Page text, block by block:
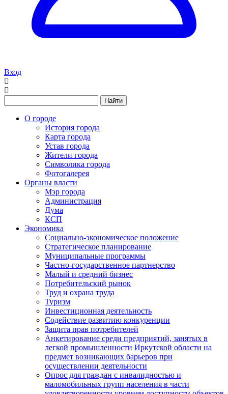
Вход
Найти
О городе
История города
Карта города
Устав города
Жители города
Символика города
Фотогалерея
Органы власти
Мэр города
Администрация
Дума
КСП
Экономика
Социально-экономическое положение
Стратегическое планирование
Муниципальные программы
Частно-государственное партнерство
Малый и средний бизнес
Потребительский рынок
Труд и охрана труда
Туризм
Инвестиционная деятельность
Содействие развитию конкуренции
Защита прав потребителей
Анкетирование среди предприятий, занятых в
легкой промышленности Иркутской области на
предмет возникающих барьеров при
осуществлении деятельности
Опрос для граждан с инвалидностью и
маломобильных групп населения в части